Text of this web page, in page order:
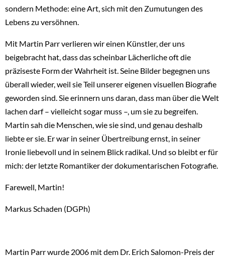
sondern Methode: eine Art, sich mit den Zumutungen des
Lebens zu versöhnen.
Mit Martin Parr verlieren wir einen Künstler, der uns
beigebracht hat, dass das scheinbar Lächerliche oft die
präziseste Form der Wahrheit ist. Seine Bilder begegnen uns
überall wieder, weil sie Teil unserer eigenen visuellen Biografie
geworden sind. Sie erinnern uns daran, dass man über die Welt
lachen darf – vielleicht sogar muss –, um sie zu begreifen.
Martin sah die Menschen, wie sie sind, und genau deshalb
liebte er sie. Er war in seiner Übertreibung ernst, in seiner
Ironie liebevoll und in seinem Blick radikal. Und so bleibt er für
mich: der letzte Romantiker der dokumentarischen Fotografie.
Farewell, Martin!
Markus Schaden (DGPh)
Martin Parr wurde 2006 mit dem Dr. Erich Salomon-Preis der